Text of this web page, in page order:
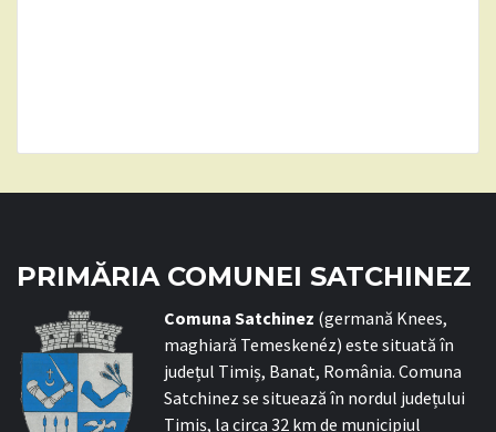
PRIMĂRIA COMUNEI SATCHINEZ
Comuna Satchinez (germană Knees,
maghiară Temeskenéz) este situată în
județul Timiș, Banat, România. Comuna
Satchinez se situează în nordul județului
Timiș, la circa 32 km de municipiul